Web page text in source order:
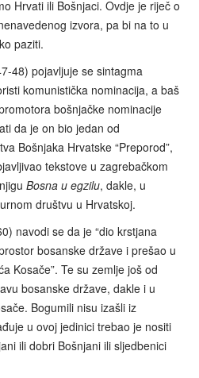
Hrvati ili Bošnjaci. Ovdje je riječ o
izvora, pa bi na to u
paziti.
48) pojavljuje se sintagma
komunistička nominacija, a baš
bošnjačke nominacije
da je on bio jedan od
Bošnjaka Hrvatske “Preporod”,
tekstove u zagrebačkom
Bosna u egzilu, dakle, u
društvu u Hrvatskoj.
navodi se da je “dio krstjana
bosanske države i prešao u
Kosače”. Te su zemlje još od
bosanske države, dakle i u
Bogumili nisu izašli iz
u ovoj jedinici trebao je nositi
ili dobri Bošnjani ili sljedbenici